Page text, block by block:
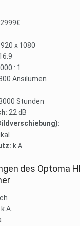
2999€
x 1080
: 1
Ansilumen
Stunden
22 dB
k.A.
des Optoma
k.A.